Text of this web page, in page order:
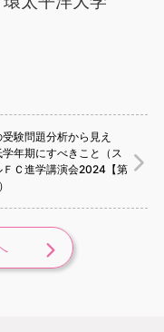
験問題分析から見え
年期にすべきこと（ス
ＦＣ進学講演会2024【第